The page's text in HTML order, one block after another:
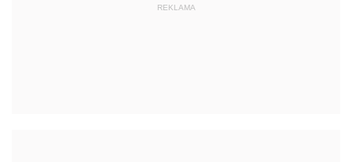
REKLAMA